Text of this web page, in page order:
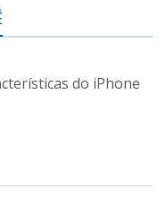
do iPhone